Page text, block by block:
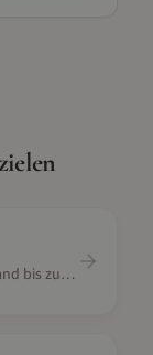
Vielfältige Landschaften vom Strand bis zu den Bergen